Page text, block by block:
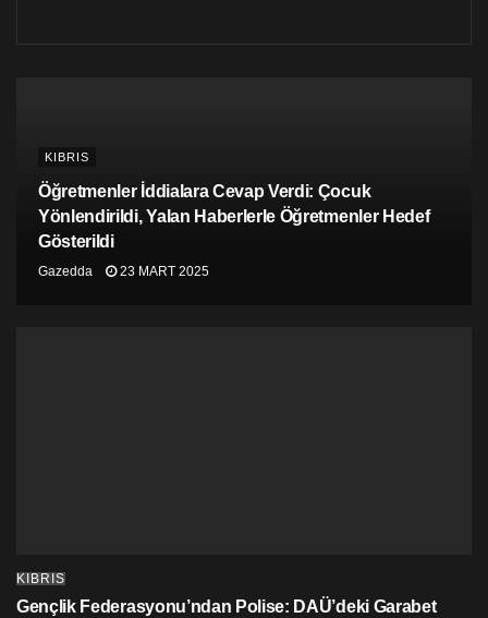
KIBRIS
Öğretmenler İddialara Cevap Verdi: Çocuk
Yönlendirildi, Yalan Haberlerle Öğretmenler Hedef
Gösterildi
Gazedda 23 MART 2025
KIBRIS
Gençlik Federasyonu’ndan Polise: DAÜ’deki Garabet